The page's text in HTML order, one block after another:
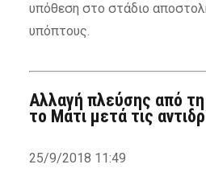
υπόθεση στο στάδιο
υπόπτους.
Αλλαγή πλεύσης από τη
το Μάτι μετά τις
25/9/2018 11:49